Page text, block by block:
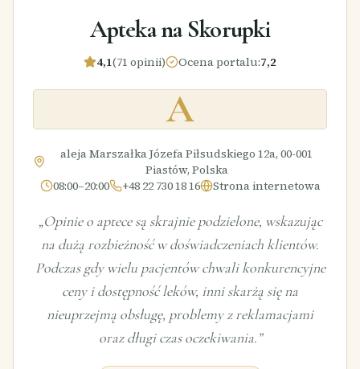
Apteka na Skorupki
4,1(71 opinii) Ocena portalu:7,2
A
aleja Marszałka Józefa Piłsudskiego 12a, 00-001
Piastów, Polska
08:00–20:00
+48 22 730 18 16 Strona internetowa
„Opinie o aptece są skrajnie podzielone, wskazując
na dużą rozbieżność w doświadczeniach klientów.
Podczas gdy wielu pacjentów chwali konkurencyjne
ceny i dostępność leków, inni skarżą się na
nieuprzejmą obsługę, problemy z reklamacjami
oraz długi czas oczekiwania.”